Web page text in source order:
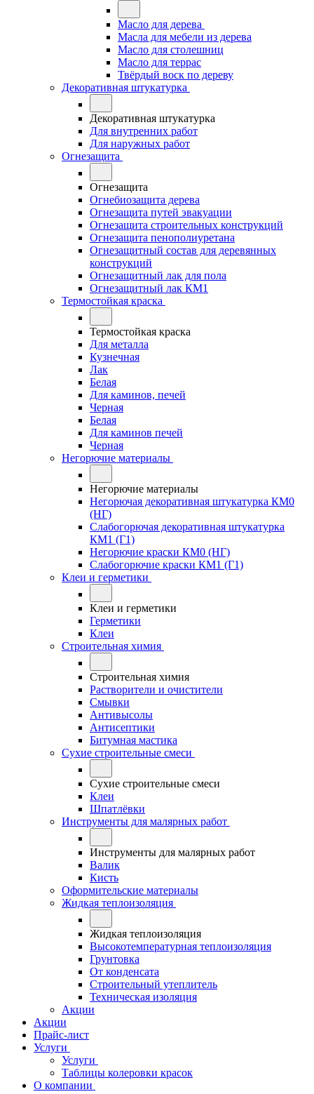
Масло для дерева
Масла для мебели из дерева
Масло для столешниц
Масло для террас
Твёрдый воск по дереву
Декоративная штукатурка
Декоративная штукатурка
Для внутренних работ
Для наружных работ
Огнезащита
Огнезащита
Огнебиозащита дерева
Огнезащита путей эвакуации
Огнезащита строительных конструкций
Огнезащита пенополиуретана
Огнезащитный состав для деревянных
конструкций
Огнезащитный лак для пола
Огнезащитный лак КМ1
Термостойкая краска
Термостойкая краска
Для металла
Кузнечная
Лак
Белая
Для каминов, печей
Черная
Белая
Для каминов печей
Черная
Негорючие материалы
Негорючие материалы
Негорючая декоративная штукатурка КМ0
(НГ)
Слабогорючая декоративная штукатурка
КМ1 (Г1)
Негорючие краски КМ0 (НГ)
Слабогорючие краски КМ1 (Г1)
Клеи и герметики
Клеи и герметики
Герметики
Клеи
Строительная химия
Строительная химия
Растворители и очистители
Смывки
Антивысолы
Антисептики
Битумная мастика
Сухие строительные смеси
Сухие строительные смеси
Клеи
Шпатлёвки
Инструменты для малярных работ
Инструменты для малярных работ
Валик
Кисть
Оформительские материалы
Жидкая теплоизоляция
Жидкая теплоизоляция
Высокотемпературная теплоизоляция
Грунтовка
От конденсата
Строительный утеплитель
Техническая изоляция
Акции
Акции
Прайс-лист
Услуги
Услуги
Таблицы колеровки красок
О компании